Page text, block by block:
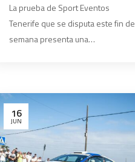
Worten
La prueba de Sport Eventos
Tenerife que se disputa este fin de
semana presenta una…
16
JUN